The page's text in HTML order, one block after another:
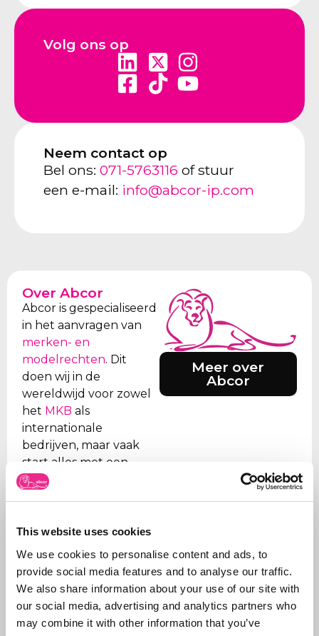
This website uses cookies
We use cookies to personalise content and ads, to
provide social media features and to analyse our traffic.
We also share information about your use of our site with
our social media, advertising and analytics partners who
may combine it with other information that you’ve
Volg ons op
Neem contact op
Bel ons: 071-5763116 of stuur
een e-mail: info@abcor-ip.com
Over Abcor
Abcor is gespecialiseerd
in het aanvragen van
merken- en
modelrechten. Dit
doen wij in de
wereldwijd voor zowel
het MKB als
internationale
bedrijven, maar vaak
start alles met een
eerste Benelux
daarom verzorgen we
alle stappen, van eerste
advies wat aan te
vragen en hoe tot aan
registratie
Naast het aanvragen
Meer over
Abcor